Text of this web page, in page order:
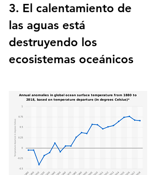
3. El calentamiento de
las aguas está
destruyendo los
ecosistemas oceánicos